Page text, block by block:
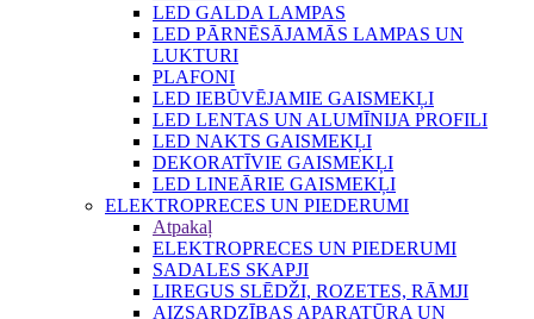
LED GALDA LAMPAS
LED PĀRNĒSĀJAMĀS LAMPAS UN
LUKTURI
PLAFONI
LED IEBŪVĒJAMIE GAISMEKĻI
LED LENTAS UN ALUMĪNIJA PROFILI
LED NAKTS GAISMEKĻI
DEKORATĪVIE GAISMEKĻI
LED LINEĀRIE GAISMEKĻI
ELEKTROPRECES UN PIEDERUMI
Atpakaļ
ELEKTROPRECES UN PIEDERUMI
SADALES SKAPJI
LIREGUS SLĒDŽI, ROZETES, RĀMJI
AIZSARDZĪBAS APARATŪRA UN